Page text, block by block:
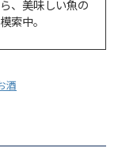
、美味しい魚の
索中。
酒